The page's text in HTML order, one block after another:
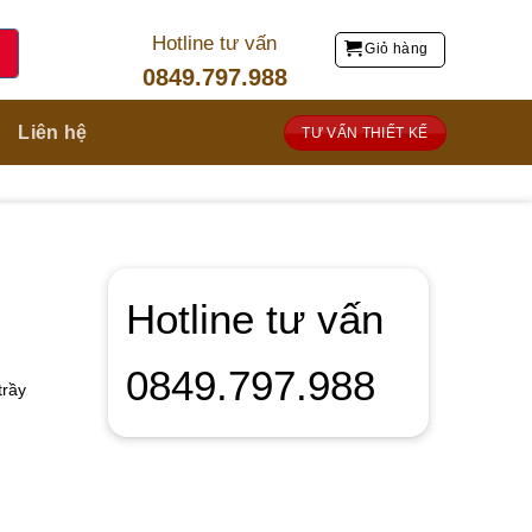
Hotline tư vấn
0849.797.988
Giỏ hàng
Liên hệ TƯ VẤN THIẾT KẾ
Hotline tư vấn
0849.797.988